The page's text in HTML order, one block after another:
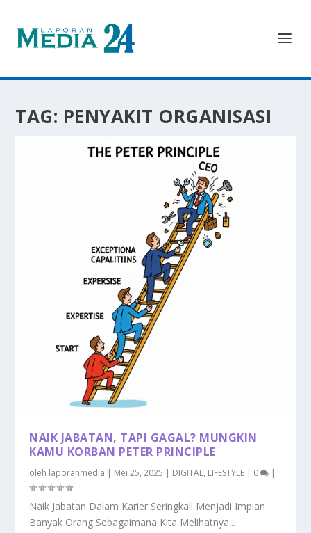
TAG: PENYAKIT ORGANISASI
NAIK JABATAN, TAPI GAGAL? MUNGKIN
KAMU KORBAN PETER PRINCIPLE
oleh laporanmedia | Mei 25, 2025 | DIGITAL, LIFESTYLE | 0 |
Naik Jabatan Dalam Karier Seringkali Menjadi Impian
Banyak Orang Sebagaimana Kita Melihatnya...